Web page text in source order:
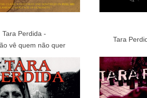
Tara Perdida -
vê quem não quer
Tara